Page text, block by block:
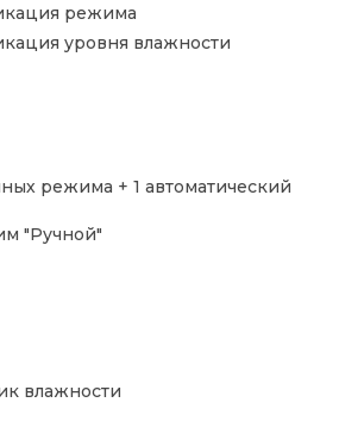
режима
уровня влажности
режима + 1 автоматический
"Ручной"
влажности